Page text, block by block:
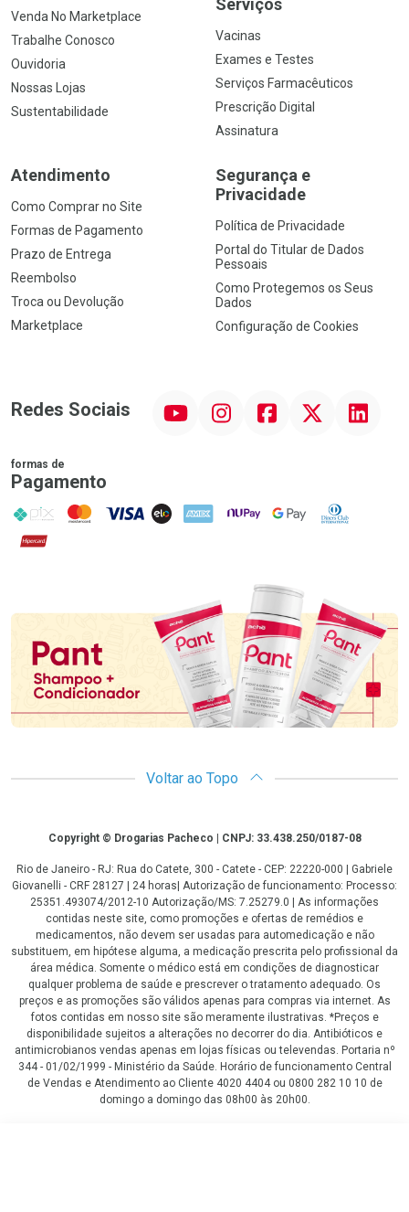
Venda No Marketplace
Trabalhe Conosco
Ouvidoria
Nossas Lojas
Sustentabilidade
Serviços
Vacinas
Exames e Testes
Serviços Farmacêuticos
Prescrição Digital
Assinatura
Atendimento
Como Comprar no Site
Formas de Pagamento
Prazo de Entrega
Reembolso
Troca ou Devolução
Marketplace
Segurança e
Privacidade
Política de Privacidade
Portal do Titular de Dados
Pessoais
Como Protegemos os Seus
Dados
Configuração de Cookies
Redes Sociais InstagramFacebook Linkedin
formas de
Pagamento
PIX MasterCard
VISA ELO AMEX NuPay Google PayDiners Club
Hipercard
Promoção em Destaque
Voltar ao Topo
CopyrightCopyright © Drogarias Pacheco | CNPJ: 33.438.250/0187-08
Rio de Janeiro - RJ: Rua do Catete, 300 - Catete - CEP: 22220-000 | Gabriele
Giovanelli - CRF 28127 | 24 horas| Autorização de funcionamento: Processo:
25351.493074/2012-10 Autorização/MS: 7.25279.0 | As informações
contidas neste site, como promoções e ofertas de remédios e
medicamentos, não devem ser usadas para automedicação e não
substituem, em hipótese alguma, a medicação prescrita pelo profissional da
área médica. Somente o médico está em condições de diagnosticar
qualquer problema de saúde e prescrever o tratamento adequado. Os
preços e as promoções são válidos apenas para compras via internet. As
fotos contidas em nosso site são meramente ilustrativas. *Preços e
disponibilidade sujeitos a alterações no decorrer do dia. Antibióticos e
antimicrobianos vendas apenas em lojas físicas ou televendas. Portaria nº
344 - 01/02/1999 - Ministério da Saúde. Horário de funcionamento Central
de Vendas e Atendimento ao Cliente 4020 4404 ou 0800 282 10 10 de
domingo a domingo das 08h00 às 20h00.